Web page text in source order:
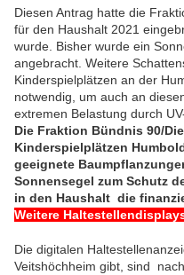
Diesen Antrag hatte die
für den Haushalt 2021
wurde. Bisher wurde ein
angebracht. Weitere
Kinderspielplätzen an der
notwendig, um auch an
extremen Belastung durch
Die Fraktion Bündnis 90/
Kinderspielplätzen
geeignete
Sonnensegel zum Schutz
in den Haushalt die
Weitere
Die digitalen
Veitshöchheim gibt, sind